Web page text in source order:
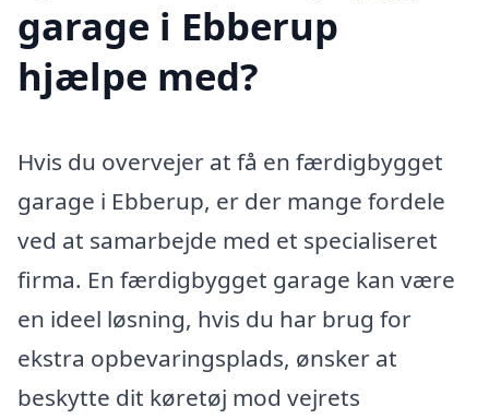
garage i Ebberup
hjælpe med?
Hvis du overvejer at få en færdigbygget
garage i Ebberup, er der mange fordele
ved at samarbejde med et specialiseret
firma. En færdigbygget garage kan være
en ideel løsning, hvis du har brug for
ekstra opbevaringsplads, ønsker at
beskytte dit køretøj mod vejrets